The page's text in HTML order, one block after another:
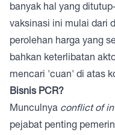
banyak hal yang
vaksinasi ini mulai dari
perolehan harga yang
bahkan keterlibatan
mencari 'cuan' di atas
Bisnis PCR?
Munculnya conflict of
pejabat penting